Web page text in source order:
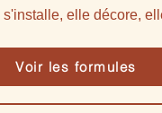
s'installe, elle décore,
Voir les formules